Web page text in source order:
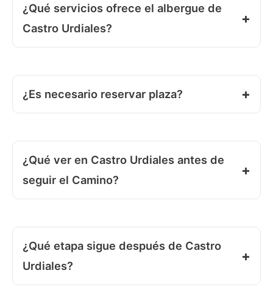
¿Qué servicios ofrece el albergue de
Castro Urdiales?
¿Es necesario reservar plaza?
¿Qué ver en Castro Urdiales antes de
seguir el Camino?
¿Qué etapa sigue después de Castro
Urdiales?